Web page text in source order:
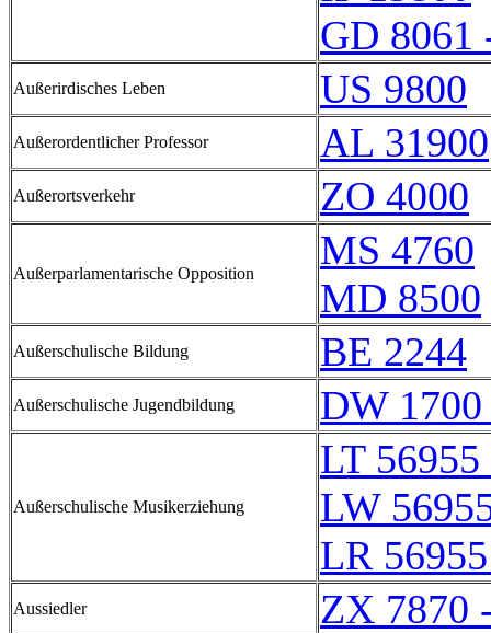
GD 8061
Außerirdisches Leben US 9800
Außerordentlicher Professor AL 31900
Außerortsverkehr ZO 4000
Außerparlamentarische Opposition
MS 4760
MD 8500
Außerschulische Bildung BE 2244
Außerschulische Jugendbildung DW
Außerschulische Musikerziehung
LT
LW
LR
Aussiedler ZX 7870